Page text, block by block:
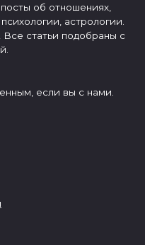
об отношениях,
астрологии.
статьи подобраны с
если вы с нами.